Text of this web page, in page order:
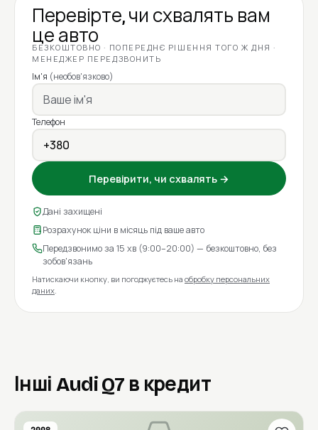
Перевірте, чи схвалять вам
це авто
БЕЗКОШТОВНО · ПОПЕРЕДНЄ РІШЕННЯ ТОГО Ж ДНЯ ·
МЕНЕДЖЕР ПЕРЕДЗВОНИТЬ
Ім'я (необов'язково)
Телефон
Перевірити, чи схвалять →
Дані захищені
Розрахунок ціни в місяць під ваше авто
Передзвонимо за 15 хв (9:00–20:00) — безкоштовно, без
зобов'язань
Натискаючи кнопку, ви погоджуєтесь на обробку персональних
даних.
Інші Audi Q7 в кредит